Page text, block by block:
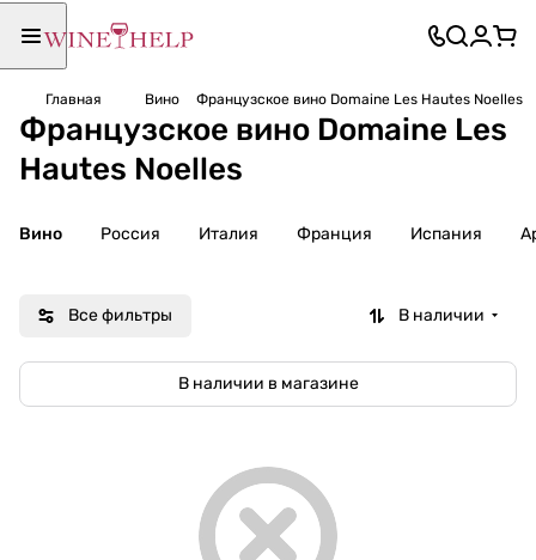
Главная Вино Французское вино Domaine Les Hautes Noelles
Французское вино Domaine Les
Hautes Noelles
Вино Россия Италия Франция Испания
Все фильтры В наличии
В наличии в магазине